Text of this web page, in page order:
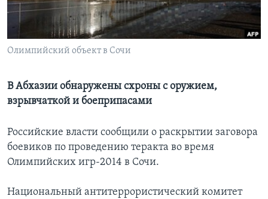
Learning English
СОЦИАЛЬНЫЕ СЕТИ
Языки
Олимпийский объект в Сочи
В Абхазии обнаружены схроны с оружием,
взрывчаткой и боеприпасами
Российские власти сообщили о раскрытии заговора
боевиков по проведению теракта во время
Олимпийских игр-2014 в Сочи.
Национальный антитеррористический комитет